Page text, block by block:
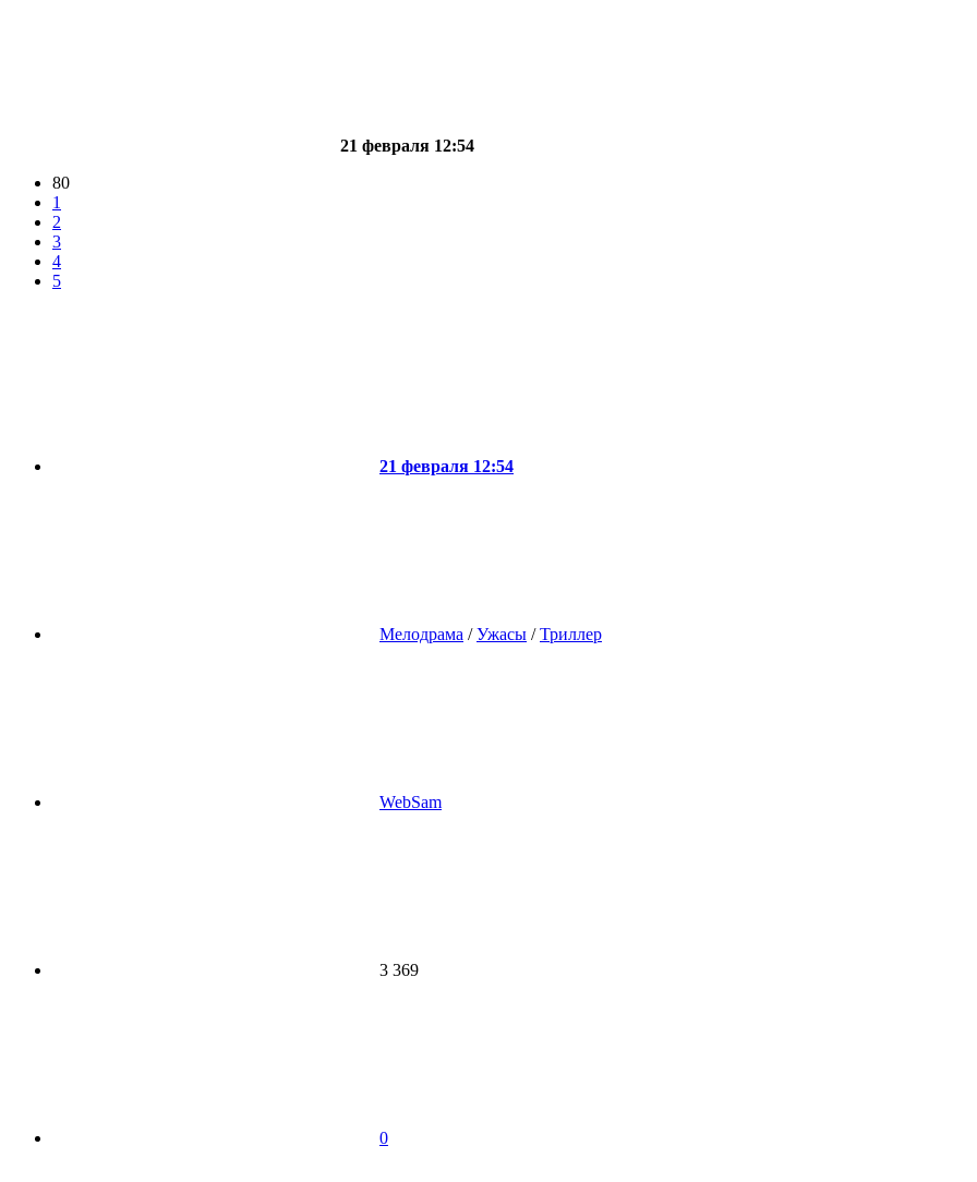
21 февраля 12:54
80
1
2
3
4
5
21 февраля 12:54
Мелодрама /Ужасы /Триллер
WebSam
3 369
0